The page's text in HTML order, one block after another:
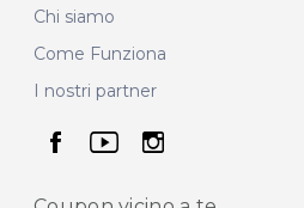
Chi siamo
Come Funziona
I nostri partner
seguici su
seguici su
seguici